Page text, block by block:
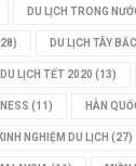
DU LỊCH TRONG
DU LỊCH TÂY BẮC
DU LỊCH TẾT 2020 (13)
(11) HÀN
KINH NGHIỆM DU LỊCH (27)